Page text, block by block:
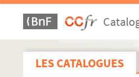
LES CATALOGUES
Au Grand 15
Café-théâtre de l'Odéon
Chez Georges